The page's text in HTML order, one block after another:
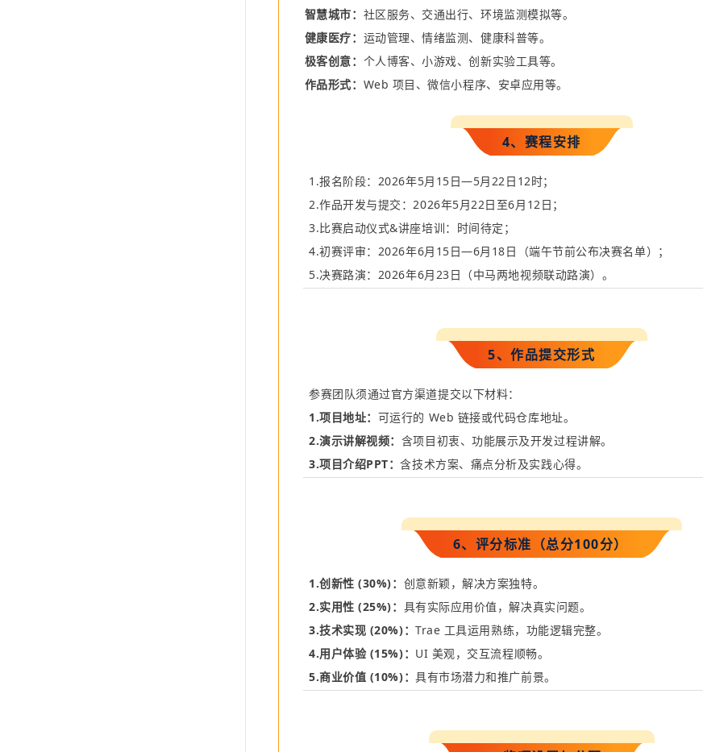
智慧城市： 社区服务、交通出行、环境监测模拟等。
健康医疗： 运动管理、情绪监测、健康科普等。
极客创意： 个人博客、小游戏、创新实验工具等。
作品形式： Web 项目、微信小程序、安卓应用等。
4、赛程安排
1.报名阶段： 2026年5月 15日—5月22日 12时；
2.作品开发与提交 ：2026年5月22日至6月 12日；
3.比赛启动仪式&讲座培训： 时间待定；
4.初赛评审： 2026年6月 15日—6月 18日（端午节前公布决赛名单）；
5.决赛路演： 2026年6月23日（中马两地视频联动路演）。
5、作品提交形式
参赛团队须通过官方渠道提交以下材料：
1.项目地址： 可运行的 Web 链接或代码仓库地址。
2.演示讲解视频： 含项目初衷、功能展示及开发过程讲解。
3.项目介绍PPT：含技术方案、痛点分析及实践心得。
6、评分标准（总分100分）
1.创新性 (30%)： 创意新颖，解决方案独特。
2.实用性 (25%)： 具有实际应用价值 ，解决真实问题。
3.技术实现 (20%)：Trae 工具运用熟练， 功能逻辑完整。
4.用户体验(15%)： UI 美观，交互流程顺畅。
5.商业价值 (10%)：具有市场潜力和推广前景。